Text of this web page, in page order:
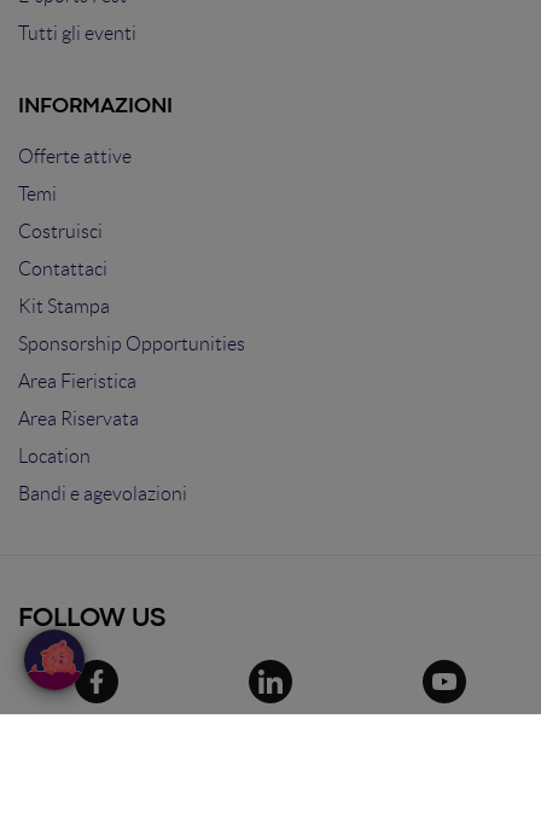
Tutti gli eventi
INFORMAZIONI
Offerte attive
Temi
Costruisci
Contattaci
Kit Stampa
Sponsorship Opportunities
Area Fieristica
Area Riservata
Location
Bandi e agevolazioni
FOLLOW US